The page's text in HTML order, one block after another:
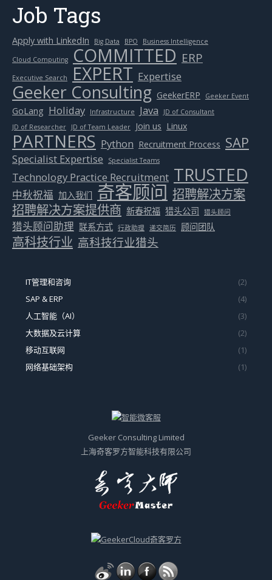
Job Tags
Apply with LinkedIn Big Data BPO Business Intelligence
Cloud Computing COMMITTED ERP
Executive Search EXPERT Expertise
Geeker Consulting GeekerERP Geeker Event
GoLang Holiday Infrastructure Java
JD of Consultant
JD of Researcher
JD of Team Leader Join us Linux
PARTNERS Python Recruitment Process SAP
Specialist Expertise Specialist Teams
Technology Practice Recruitment TRUSTED
中秋祝福 加入我们 奇客顾问 招聘解决方案
招聘解决方案提供商 新春祝福 猎头公司 猎头顾问
猎头顾问助理 联系方式 行政助理 递交简历 顾问团队
高科技行业 高科技行业猎头
IT管理和咨询
(2)
SAP & ERP
(4)
人工智能（AI）
(3)
大数据及云计算
(2)
移动互联网
(1)
网络基础架构
(1)
Geeker Consulting Limited
上海奇客罗方智能科技有限公司